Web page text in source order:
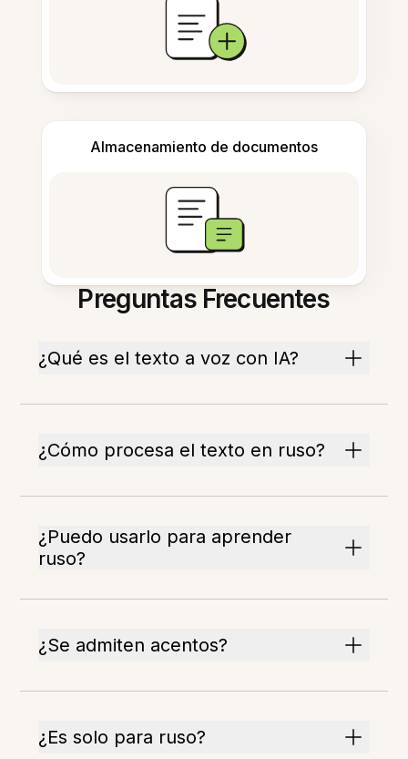
Almacenamiento de documentos
Preguntas Frecuentes
¿Qué es el texto a voz con IA?
¿Cómo procesa el texto en ruso?
¿Puedo usarlo para aprender
ruso?
¿Se admiten acentos?
¿Es solo para ruso?